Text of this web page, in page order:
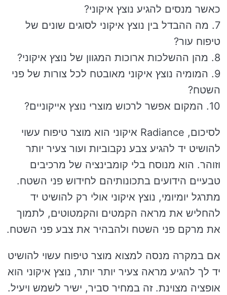
כאשר מנסים להגיע נוצץ איקוני?
7. מה ההבדל בין נוצץ איקוני לסוגים שונים של
טיפוח עור?
8. מהן ההשלכות ארוכות המגוון של נוצץ איקוני?
9. המומיה נוצץ איקוני מאובטח לכל צורות של פני
השטח?
10. המקום אפשר לרכוש מוצרי נוצץ אייקוניים?
לסיכום, Radiance איקוני הוא מוצר טיפוח עשוי
להושיט יד להגיע צבע נקבוביות ועור צעיר יותר
וזוהר. הוא מנוסח בלי קומבינציה של מרכיבים
טבעיים הידועים בתכונותיהם לחידוש פני השטח.
מתרגל יומיומי, נוצץ איקוני אולי רק להושיט יד
להחליש את מראה הקמטים והקמטוטים, לתמוך
את מרקם פני השטח ולהבהיר את צבע פני השטח.
אם במקרה מנסה למצוא מוצר טיפוח עשוי להושיט
יד לך להגיע מראה צעיר יותר יותר, נוצץ איקוני הוא
אופציה מצוינת. זה במחיר סביר, ישיר לשמש ויעיל.